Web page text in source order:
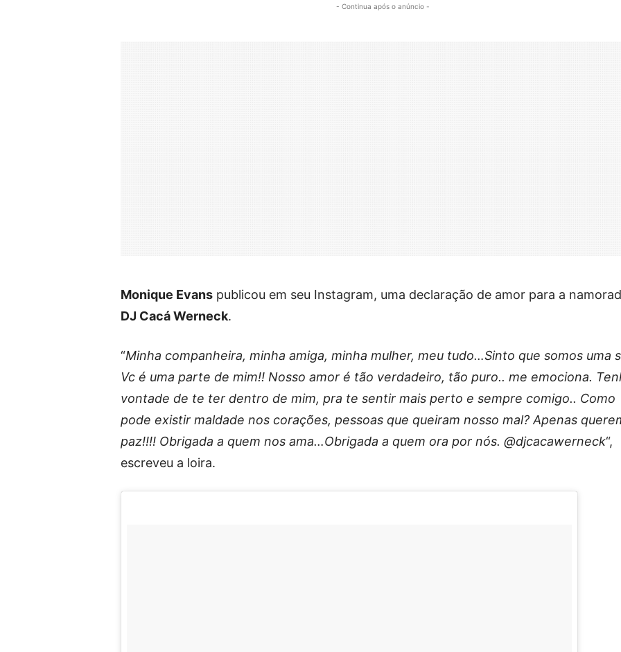
- Continua após o anúncio -
Monique Evans publicou em seu Instagram, uma declaração de amor para a
DJ Cacá Werneck.
“Minha companheira, minha amiga, minha mulher, meu tudo…Sinto que somos uma
Vc é uma parte de mim!! Nosso amor é tão verdadeiro, tão puro.. me emociona.
vontade de te ter dentro de mim, pra te sentir mais perto e sempre comigo.. Como
pode existir maldade nos corações, pessoas que queiram nosso mal? Apenas
paz!!!! Obrigada a quem nos ama…Obrigada a quem ora por nós. @djcacawerneck“,
escreveu a loira.